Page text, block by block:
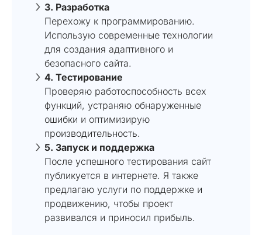
3. Разработка
Перехожу к программированию.
Использую современные технологии
для создания адаптивного и
безопасного сайта.
4. Тестирование
Проверяю работоспособность всех
функций, устраняю обнаруженные
ошибки и оптимизирую
производительность.
5. Запуск и поддержка
После успешного тестирования сайт
публикуется в интернете. Я также
предлагаю услуги по поддержке и
продвижению, чтобы проект
развивался и приносил прибыль.